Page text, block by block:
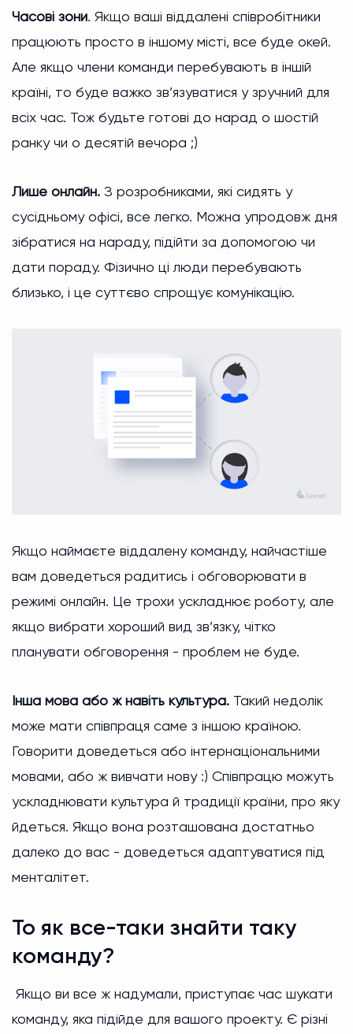
Часові зони. Якщо ваші віддалені співробітники
працюють просто в іншому місті, все буде окей.
Але якщо члени команди перебувають в іншій
країні, то буде важко зв’язуватися у зручний для
всіх час. Тож будьте готові до нарад о шостій
ранку чи о десятій вечора ;)
Лише онлайн. З розробниками, які сидять у
сусідньому офісі, все легко. Можна упродовж дня
зібратися на нараду, підійти за допомогою чи
дати пораду. Фізично ці люди перебувають
близько, і це суттєво спрощує комунікацію.
Якщо наймаєте віддалену команду, найчастіше
вам доведеться радитись і обговорювати в
режимі онлайн. Це трохи ускладнює роботу, але
якщо вибрати хороший вид зв’язку, чітко
планувати обговорення - проблем не буде.
Інша мова або ж навіть культура. Такий недолік
може мати співпраця саме з іншою країною.
Говорити доведеться або інтернаціональними
мовами, або ж вивчати нову :) Співпрацю можуть
ускладнювати культура й традиції країни, про яку
йдеться. Якщо вона розташована достатньо
далеко до вас - доведеться адаптуватися під
менталітет.
То як все-таки знайти таку
команду?
Якщо ви все ж надумали, приступає час шукати
команду, яка підійде для вашого проекту. Є різні